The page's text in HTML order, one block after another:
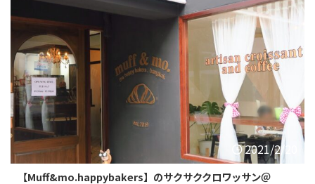
2021/2/20
【Muff&mo.happybakers】のサクサククロワッサン＠